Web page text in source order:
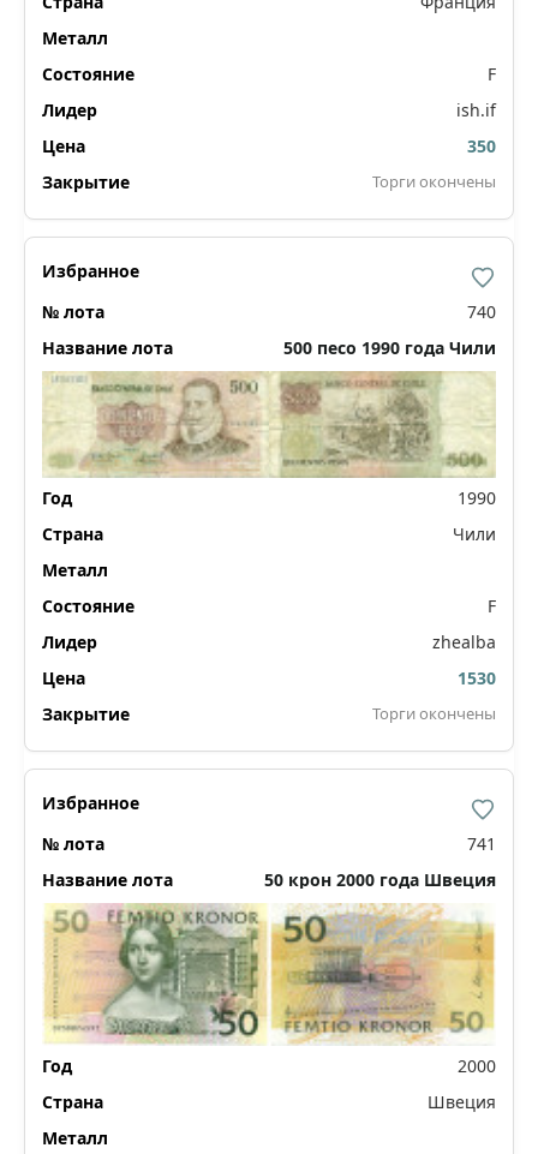
F
ish.if
350
Торги окончены
740
500 песо 1990 года Чили
1990
Чили
F
zhealba
1530
Торги окончены
741
50 крон 2000 года Швеция
2000
Швеция